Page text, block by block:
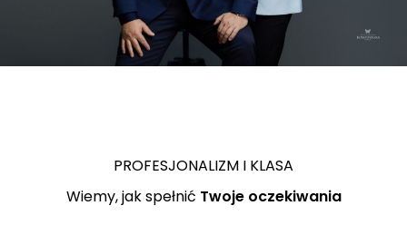
PROFESJONALIZM I KLASA
Wiemy, jak spełnić Twoje oczekiwania